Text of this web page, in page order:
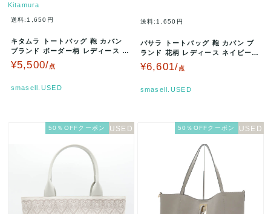
Kitamura
送料:1,650円
キタムラ トートバッグ 鞄 カバン
ブランド ボーダー柄 レディース レ
ッド Kitamura 【中…
¥5,500/点
smasell.USED
送料:1,650円
バサラ トートバッグ 鞄 カバン ブ
ランド 花柄 レディース ネイビー B
ASARA 【中古】
¥6,601/点
smasell.USED
50％OFFクーポン 50％OFFクーポン